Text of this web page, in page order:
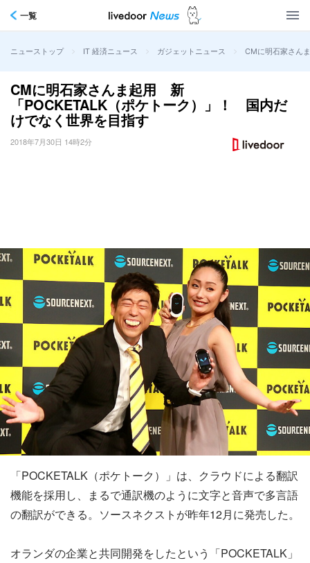
一覧
ニューストップ > IT 経済ニュース > ガジェットニュース > CMに明石家さん
CMに明石家さんま起用 新
「POCKETALK（ポケトーク）」！ 国内だ
けでなく世界を目指す
2018年7月30日 14時2分
「POCKETALK（ポケトーク）」は、クラウドによる翻訳
機能を採用し、まるで通訳機のように文字と音声で多言語
の翻訳ができる。ソースネクストが昨年12月に発売した。
オランダの企業と共同開発をしたという「POCKETALK」